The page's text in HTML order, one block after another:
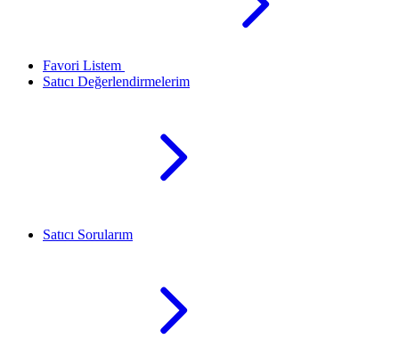
Favori Listem
Satıcı Değerlendirmelerim
Satıcı Sorularım